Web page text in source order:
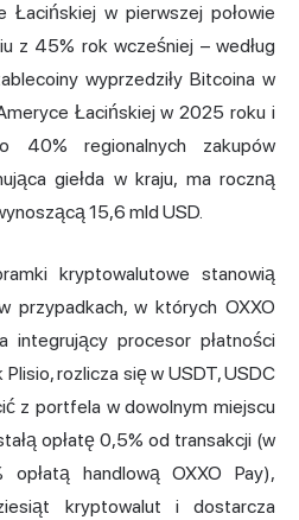
Łacińskiej w pierwszej połowie
z 45% rok wcześniej – według
wyprzedziły Bitcoina w
Łacińskiej w 2025 roku i
40% regionalnych zakupów
giełda w kraju, ma roczną
15,6 mld USD.
kryptowalutowe stanowią
przypadkach, w których OXXO
integrujący procesor płatności
rozlicza się w USDT, USDC
z portfela w dowolnym miejscu
opłatę 0,5% od transakcji (w
handlową OXXO Pay),
kryptowalut i dostarcza